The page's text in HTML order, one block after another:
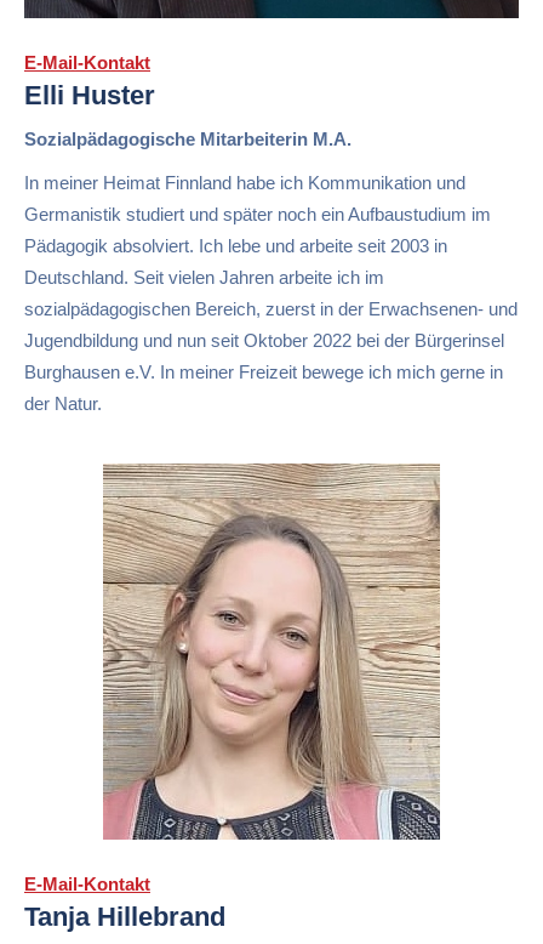
E-Mail-Kontakt
Elli Huster
Sozialpädagogische Mitarbeiterin M.A.
In meiner Heimat Finnland habe ich Kommunikation und
Germanistik studiert und später noch ein Aufbaustudium im
Pädagogik absolviert. Ich lebe und arbeite seit 2003 in
Deutschland. Seit vielen Jahren arbeite ich im
sozialpädagogischen Bereich, zuerst in der Erwachsenen- und
Jugendbildung und nun seit Oktober 2022 bei der Bürgerinsel
Burghausen e.V. In meiner Freizeit bewege ich mich gerne in
der Natur.
E-Mail-Kontakt
Tanja Hillebrand